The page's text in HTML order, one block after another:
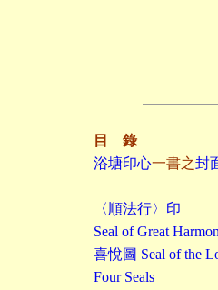
目 錄
浴塘印心一書之封
〈順法行〉印
Seal of Great
喜悅圖 Seal of the
Four Seals